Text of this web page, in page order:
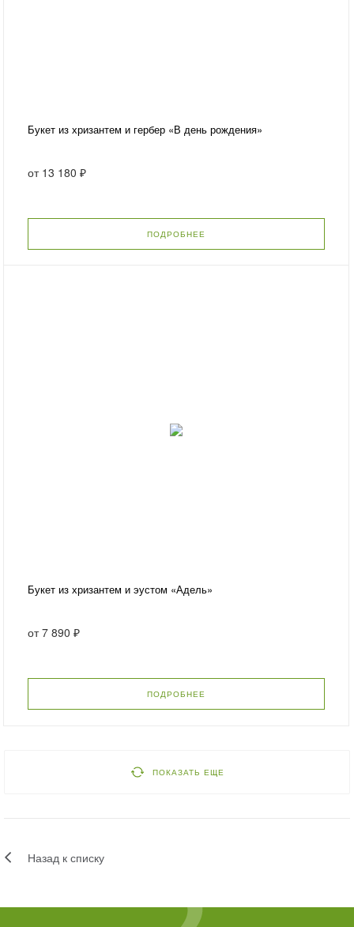
Букет из хризантем и гербер «В день рождения»
от 13 180 ₽
ПОДРОБНЕЕ
Букет из хризантем и эустом «Адель»
от7 890 ₽
ПОДРОБНЕЕ
ПОКАЗАТЬ ЕЩЕ
Назад к списку